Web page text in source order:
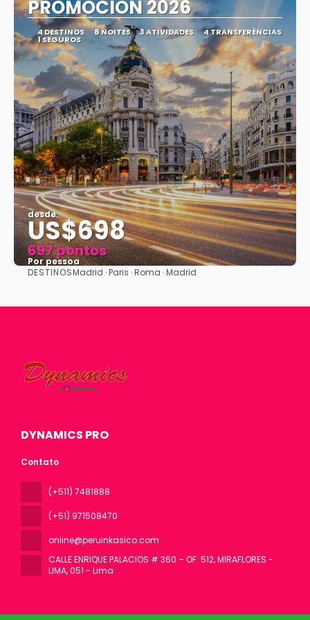
PROMOCIÓN 2026
4 DESTINOS 8 NOITES 3 ATIVIDADES 4 TRANSFERÊNCIAS
1 SEGUROS
desde
US$698
697 pontos
Por pessoa
Vejo
DESTINOSMadrid · Paris · Roma · Madrid
DYNAMICS PRO
Contato
(+511) 7481888
(+51) 971508470
online@peruinkasico.com
CALLE ENRIQUE PALACIOS # 360 – OF. 512, MIRAFLORES -
LIMA, 051 - Lima